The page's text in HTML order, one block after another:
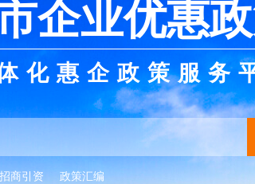
企业优惠
化惠企政策服务
招商引资 政策汇编